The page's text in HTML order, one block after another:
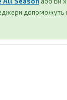
допоможуть